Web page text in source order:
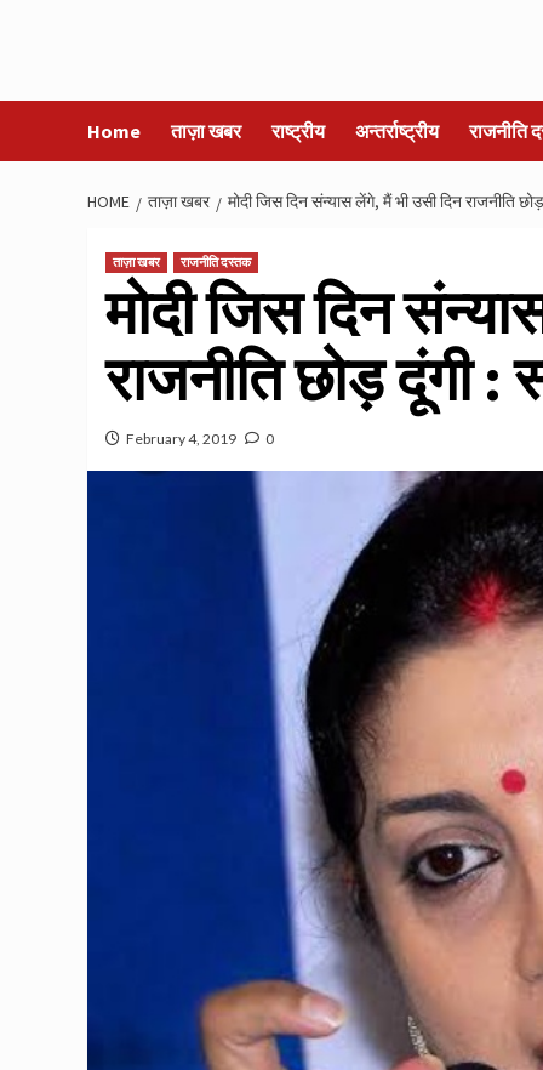
Home ताज़ा खबर राष्ट्रीय अन्तर्राष्ट्रीय राजनीति
HOME ताज़ा खबर मोदी जिस दिन संन्यास लेंगे, मैं भी उसी दिन राजनीति
ताज़ा खबर राजनीति दस्तक
मोदी जिस दिन
राजनीति छोड़ दूंगी :
February 4, 2019 0